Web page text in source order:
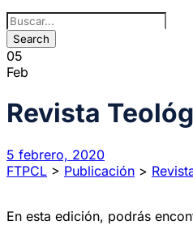
05
Feb
Revista
5 febrero, 2020
FTPCL > Publicación >
En esta edición, podrás